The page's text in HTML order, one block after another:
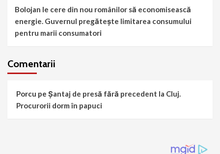
Bolojan le cere din nou românilor să economisească
energie. Guvernul pregătește limitarea consumului
pentru marii consumatori
Comentarii
Porcu pe Șantaj de presă fără precedent la Cluj.
Procurorii dorm în papuci